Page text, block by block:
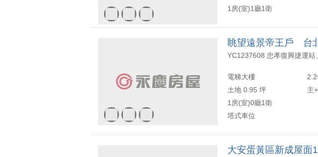
1房(室)1廳1衛
眺望遠景帝王戶 台
電梯大樓
土地 0.95 坪
主
1房(室)0廳1衛
塔式車位
大安蛋黃區新成屋